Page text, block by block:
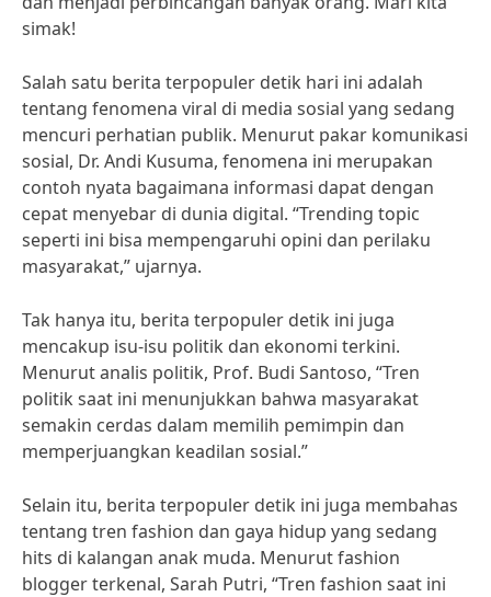
simak!
Salah satu berita terpopuler detik hari ini adalah
tentang fenomena viral di media sosial yang sedang
mencuri perhatian publik. Menurut pakar komunikasi
sosial, Dr. Andi Kusuma, fenomena ini merupakan
contoh nyata bagaimana informasi dapat dengan
cepat menyebar di dunia digital. “Trending topic
seperti ini bisa mempengaruhi opini dan perilaku
masyarakat,” ujarnya.
Tak hanya itu, berita terpopuler detik ini juga
mencakup isu-isu politik dan ekonomi terkini.
Menurut analis politik, Prof. Budi Santoso, “Tren
politik saat ini menunjukkan bahwa masyarakat
semakin cerdas dalam memilih pemimpin dan
memperjuangkan keadilan sosial.”
Selain itu, berita terpopuler detik ini juga membahas
tentang tren fashion dan gaya hidup yang sedang
hits di kalangan anak muda. Menurut fashion
blogger terkenal, Sarah Putri, “Tren fashion saat ini